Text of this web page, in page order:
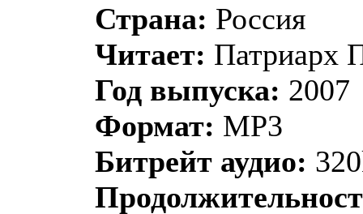
Страна: Россия
Читает: Патриарх
Год выпуска: 2007
Формат: MP3
Битрейт аудио: